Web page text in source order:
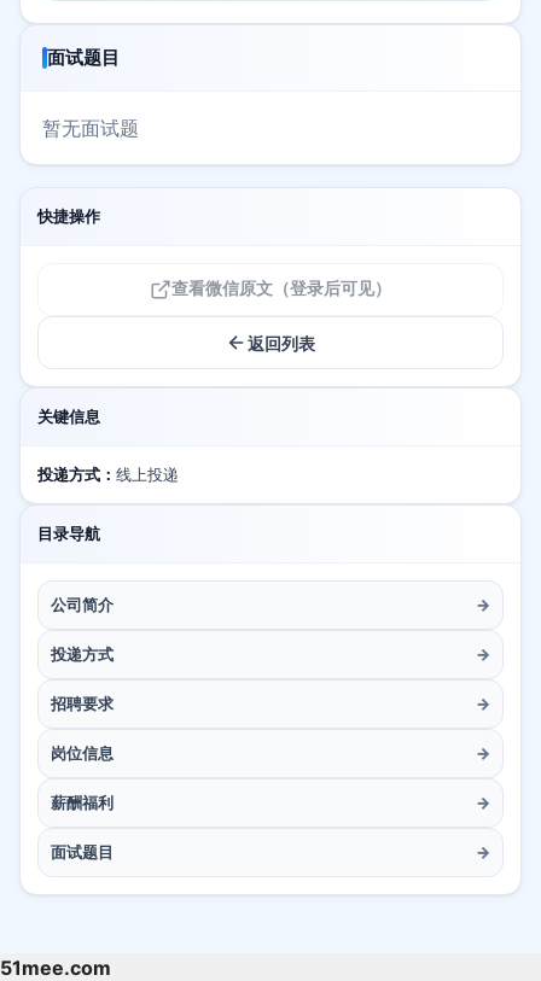
面试题目
暂无面试题
快捷操作
查看微信原文（登录后可见）
返回列表
关键信息
投递方式： 线上投递
目录导航
公司简介 →
投递方式 →
招聘要求 →
岗位信息 →
薪酬福利 →
面试题目 →
51mee.com